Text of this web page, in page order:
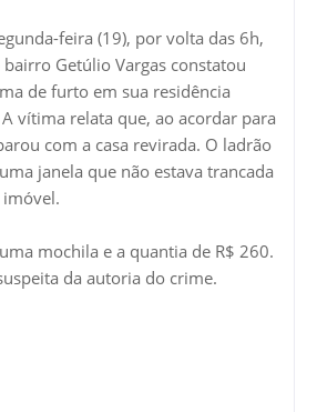
feira (19), por volta das 6h,
Getúlio Vargas constatou
de furto em sua residência
vítima relata que, ao acordar para
com a casa revirada. O ladrão
janela que não estava trancada
imóvel.
mochila e a quantia de R$ 260.
da autoria do crime.